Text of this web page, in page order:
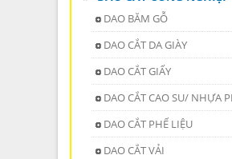
DAO BĂM GỖ
DAO CẮT DA GIÀY
DAO CẮT GIẤY
DAO CẮT CAO SU/ NHỰA
DAO CẮT PHẾ LIỆU
DAO CẮT VẢI